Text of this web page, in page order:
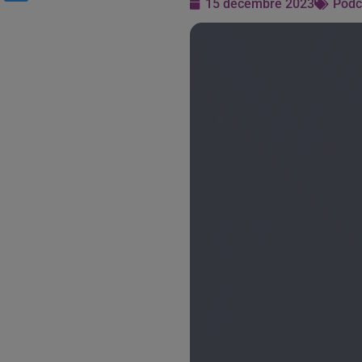
15 décembre 2023